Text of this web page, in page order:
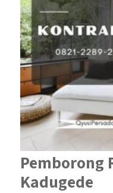
Pemborong
Kadugede